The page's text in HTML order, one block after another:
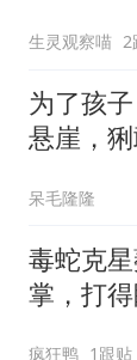
生灵观察喵 2
为了孩
悬崖，
呆毛隆隆
毒蛇克
掌，打
疯狂鸭 1跟贴